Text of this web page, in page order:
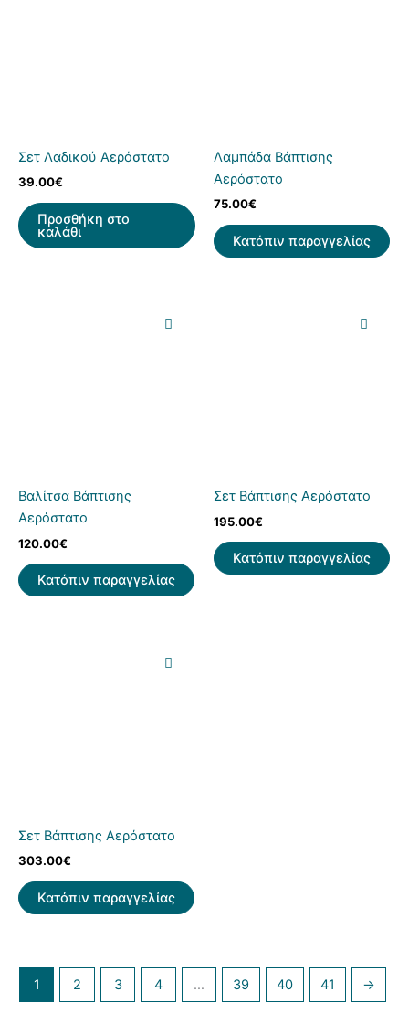
Σετ Λαδικού Αερόστατο
39.00€
Προσθήκη στο
καλάθι
Λαμπάδα Βάπτισης
Αερόστατο
75.00€
Κατόπιν παραγγελίας
Βαλίτσα Βάπτισης
Αερόστατο
120.00€
Κατόπιν παραγγελίας
Σετ Βάπτισης Αερόστατο
195.00€
Κατόπιν παραγγελίας
Σετ Βάπτισης Αερόστατο
303.00€
Κατόπιν παραγγελίας
1 2 3 4 … 39 40 41 →